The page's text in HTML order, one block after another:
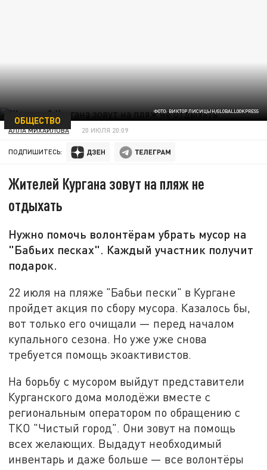
ФОТО: ВИКТОР ЛИСИЦЫН/GLOBALLOOKPRESS
ОБЩЕСТВО
АЛЛА МИХАЙЛОВА 20 ИЮЛЯ 20:09
ПОДПИШИТЕСЬ:
Жителей Кургана зовут на пляж не
отдыхать
Нужно помочь волонтёрам убрать мусор на
"Бабьих песках". Каждый участник получит
подарок.
22 июля на пляже "Бабьи пески" в Кургане
пройдет акция по сбору мусора. Казалось бы,
вот только его очищали — перед началом
купального сезона. Но уже уже снова
требуется помощь экоактивистов.
На борьбу с мусором выйдут представители
Курганского дома молодёжи вместе с
региональным оператором по обращению с
ТКО "Чистый город". Они зовут на помощь
всех желающих. Выдадут необходимый
инвентарь и даже больше — все волонтёры